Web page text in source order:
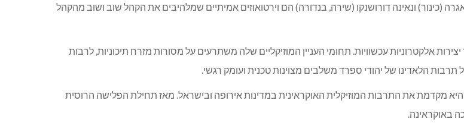
(כינור) ונאינה דורושנקו (שירה, בנדורה) הם וירטואוזים אמיתיים שמלהיבים את הקהל שוב ושוב מהקהל
אלקטרוניות עכשוויות. תחומי העניין המוזיקליים שלה משתרעים על מסורות מזרח תיכוניות, לרבות
של תרבות הלאדינו של יהודי ספרד משלבים מצוינות טכנית ועומק רגשי.
היא מקדמת את התרבות המוזיקלית האוקראינית במדינות אירופה ובישראל. מאז תחילת הפלישה הרוסית
באוקראינה.